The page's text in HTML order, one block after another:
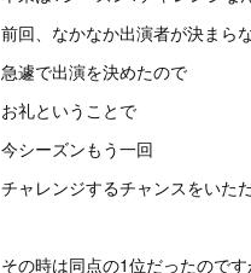
前回、なかなか出演者が決まら
急遽で出演を決めたので
お礼ということで
今シーズンもう一回
チャレンジするチャンスをいた
その時は同点の1位だったので